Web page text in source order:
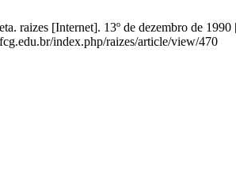
raizes [Internet]. 13º de dezembro de
index.php/raizes/article/view/470